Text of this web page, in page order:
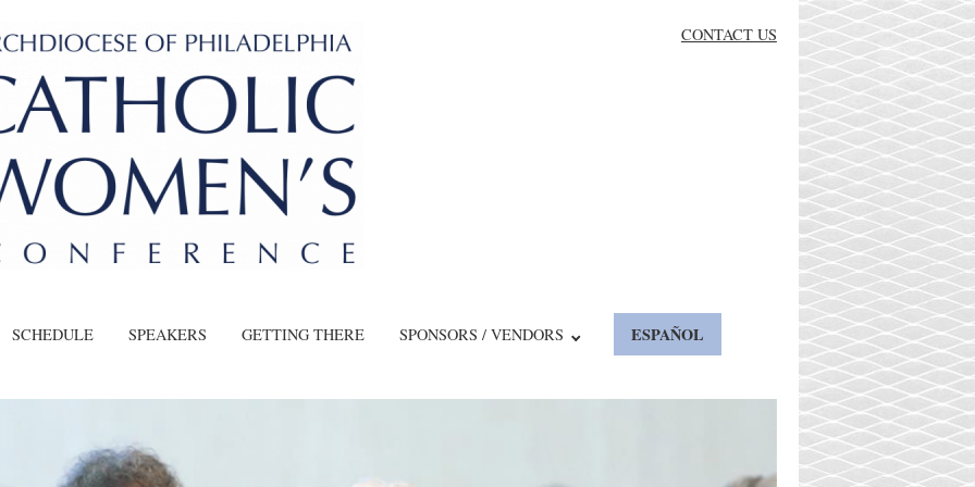
CONTACT US
SCHEDULE SPEAKERS GETTING THERE SPONSORS / VENDORS ESPAÑOL